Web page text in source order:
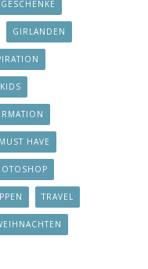
GESCHENKE
GIRLANDEN
KIDS
MUST HAVE
TRAVEL